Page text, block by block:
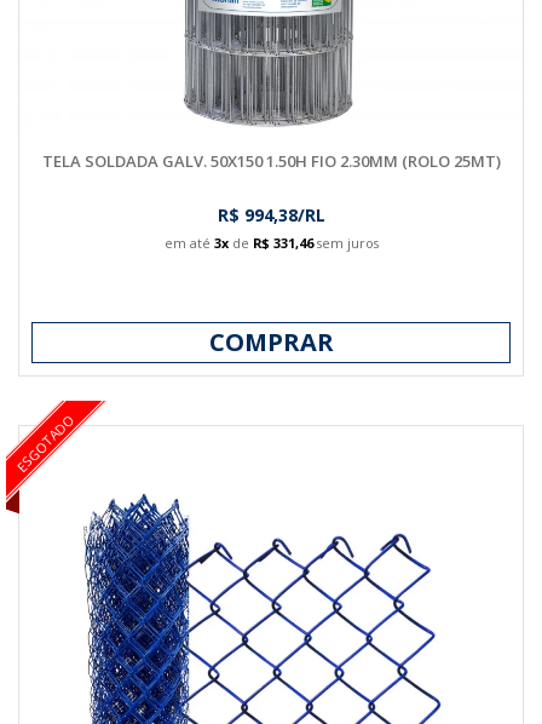
TELA SOLDADA GALV. 50X150 1.50H FIO 2.30MM (ROLO 25MT)
R$ 994,38/RL
em até 3xde R$ 331,46sem juros
COMPRAR
ESGOTADO